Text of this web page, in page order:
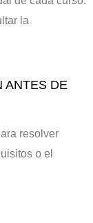
la
ANTES DE
resolver
o el